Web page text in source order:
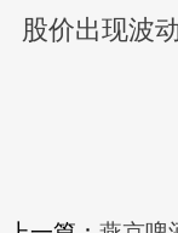
股价出现波动